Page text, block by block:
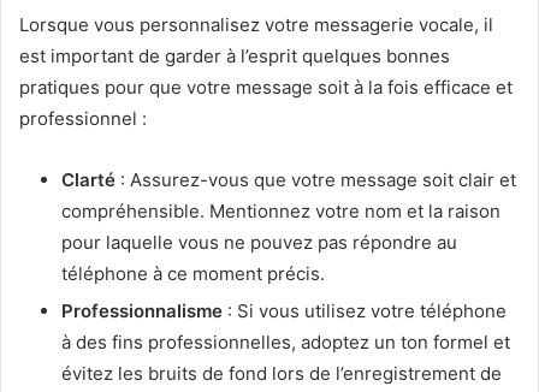
Lorsque vous personnalisez votre messagerie vocale, il
est important de garder à l’esprit quelques bonnes
pratiques pour que votre message soit à la fois efficace et
professionnel :
Clarté : Assurez-vous que votre message soit clair et
compréhensible. Mentionnez votre nom et la raison
pour laquelle vous ne pouvez pas répondre au
téléphone à ce moment précis.
Professionnalisme : Si vous utilisez votre téléphone
à des fins professionnelles, adoptez un ton formel et
évitez les bruits de fond lors de l’enregistrement de